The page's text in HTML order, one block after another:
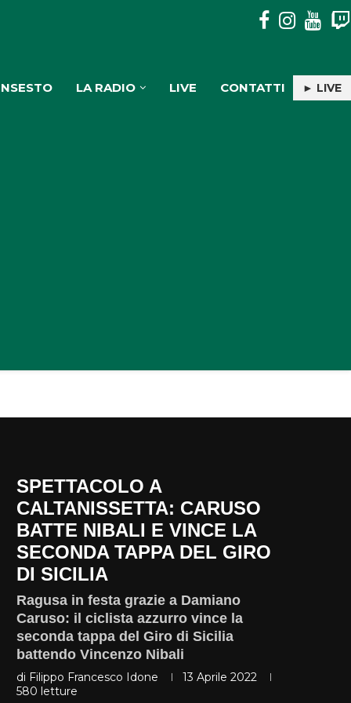
PULISERVICE: INGAGGIATA RACHELE PIOLI
LA RADIO LIVE CONTATTI ► LIVE
SPETTACOLO A
CALTANISSETTA: CARUSO
BATTE NIBALI E VINCE LA
SECONDA TAPPA DEL GIRO
DI SICILIA
Ragusa in festa grazie a Damiano
Caruso: il ciclista azzurro vince la
seconda tappa del Giro di Sicilia
battendo Vincenzo Nibali
di Filippo Francesco Idone
13 Aprile 2022
580 letture